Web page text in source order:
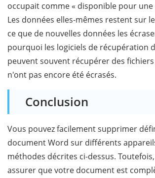
occupait comme « disponible pour
Les données elles-mêmes restent sur
ce que de nouvelles données les
pourquoi les logiciels de récupération
peuvent souvent récupérer des
n'ont pas encore été écrasés.
Conclusion
Vous pouvez facilement supprimer
document Word sur différents
méthodes décrites ci-dessus.
assurer que votre document est